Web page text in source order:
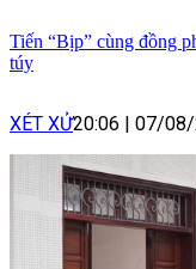
Tiến “Bịp” cùng đồng
túy
XÉT XỬ20:06 07/08/